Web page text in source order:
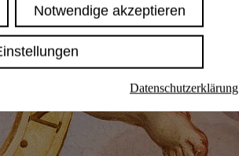
Notwendige akzeptieren
Datenschutzerklärung